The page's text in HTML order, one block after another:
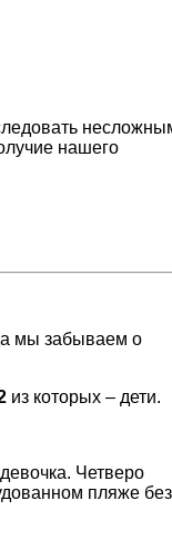
нашего
мы забываем о
из которых – дети.
Четверо
пляже без